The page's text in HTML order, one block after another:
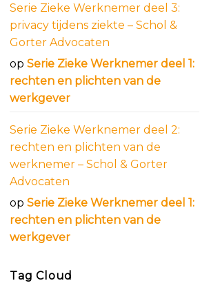
Serie Zieke Werknemer deel 3:
privacy tijdens ziekte – Schol &
Gorter Advocaten
op Serie Zieke Werknemer deel 1:
rechten en plichten van de
werkgever
Serie Zieke Werknemer deel 2:
rechten en plichten van de
werknemer – Schol & Gorter
Advocaten
op Serie Zieke Werknemer deel 1:
rechten en plichten van de
werkgever
Tag Cloud